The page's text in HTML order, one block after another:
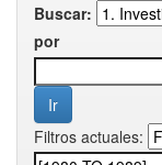
Buscar:
por
Filtros actuales: